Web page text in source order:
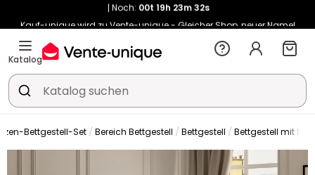
Kauf-unique wird zu Vente-unique - Gleicher Shop, neuer Name!
-10% ab 450€ mitENJOY10auf Vente-unique-Produkte
Noch:
Katalog
Bettgestell-Set Bereich Bettgestell Bettgestell Bettgestell mit